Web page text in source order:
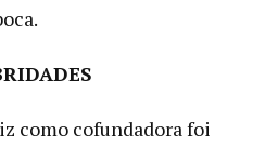
como cofundadora foi